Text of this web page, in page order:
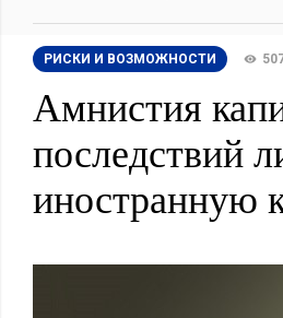
РИСКИ И ВОЗМОЖНОСТИ
Амнистия
последствий
иностранную